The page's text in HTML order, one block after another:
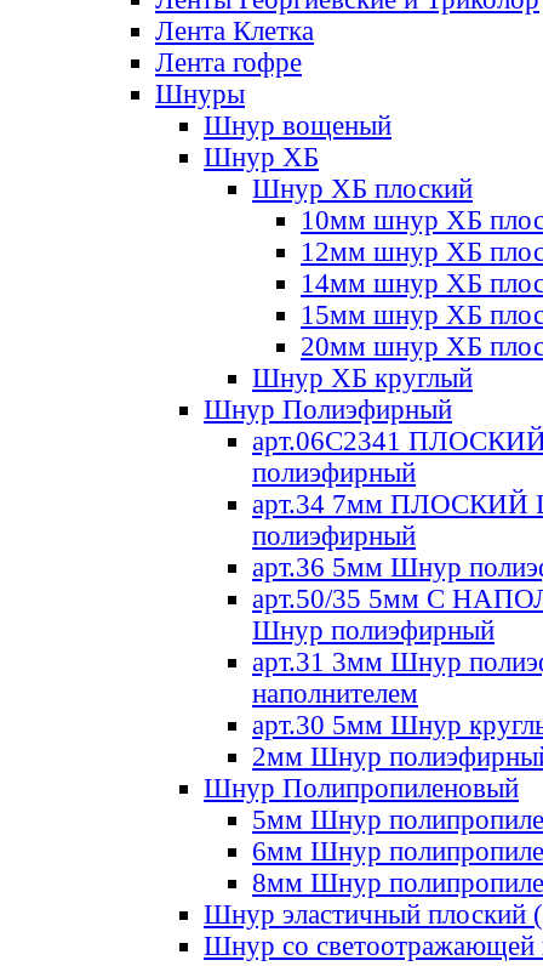
Лента Клетка
Лента гофре
Шнуры
Шнур вощеный
Шнур ХБ
Шнур ХБ плоский
10мм шнур ХБ
12мм шнур ХБ
14мм шнур ХБ
15мм шнур ХБ
20мм шнур ХБ
Шнур ХБ круглый
Шнур Полиэфирный
арт.06С2341
полиэфирный
арт.34 7мм ПЛОСКИЙ
полиэфирный
арт.36 5мм Шнур
арт.50/35 5мм С
Шнур полиэфирный
арт.31 3мм Шнур
наполнителем
арт.30 5мм Шнур
2мм Шнур
Шнур Полипропиленовый
5мм Шнур
6мм Шнур
8мм Шнур
Шнур эластичный плоский
Шнур со светоотражающей